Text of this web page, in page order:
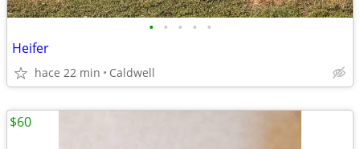
• • • • •
Heifer
hace 22 min Caldwell
$60